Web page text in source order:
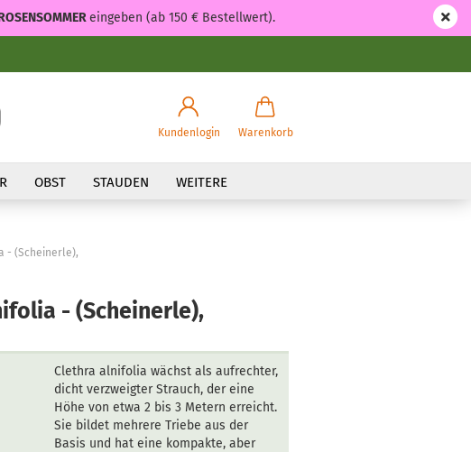
Kundenlogin Warenkorb
eingeben (ab 150 € Bestellwert).
OBST STAUDEN WEITERE
- (Scheinerle),
- (Scheinerle),
Clethra alnifolia wächst als aufrechter,
dicht verzweigter Strauch, der eine
Höhe von etwa 2 bis 3 Metern erreicht.
Sie bildet mehrere Triebe aus der
Basis und hat eine kompakte, aber